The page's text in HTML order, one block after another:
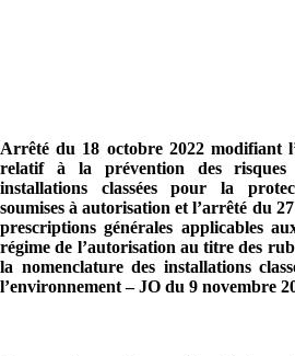
Arrêté du 18 octobre 2022 modifiant
relatif à la prévention des risques
installations classées pour la
soumises à autorisation et l’arrêté du
prescriptions générales applicables
régime de l’autorisation au titre des
la nomenclature des installations
l’environnement – JO du 9 novembre